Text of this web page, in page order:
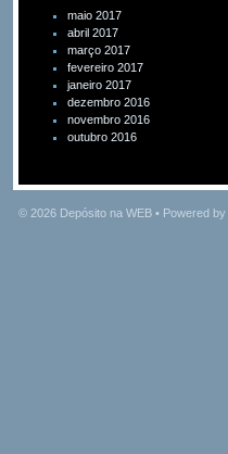
maio 2017
abril 2017
março 2017
fevereiro 2017
janeiro 2017
dezembro 2016
novembro 2016
outubro 2016
© 2026 Depósito na WEB • Powered by